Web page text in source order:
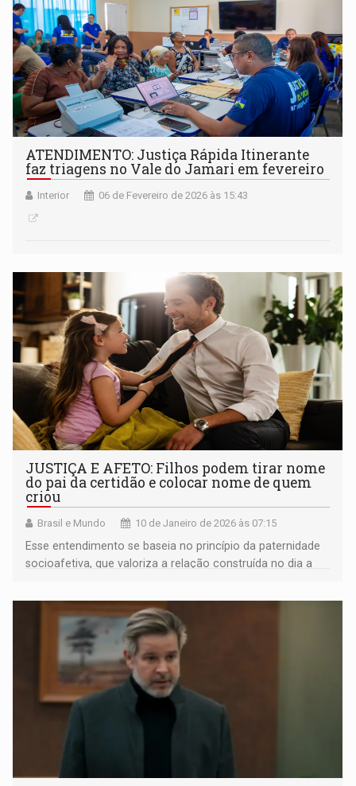
ATENDIMENTO: Justiça Rápida Itinerante
faz triagens no Vale do Jamari em fevereiro
Interior 06 de Fevereiro de 2026 às 15:43
JUSTIÇA E AFETO: Filhos podem tirar nome
do pai da certidão e colocar nome de quem
criou
Brasil e Mundo 10 de Janeiro de 2026 às 07:15
Esse entendimento se baseia no princípio da paternidade
socioafetiva, que valoriza a relação construída no dia a